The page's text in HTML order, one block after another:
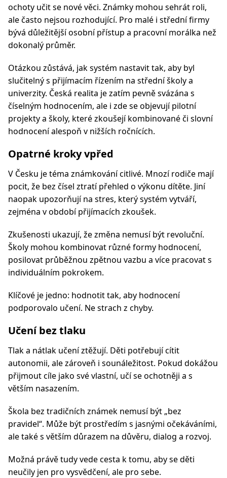
ochoty učit se nové věci. Známky mohou sehrát roli,
ale často nejsou rozhodující. Pro malé i střední firmy
bývá důležitější osobní přístup a pracovní morálka než
dokonalý průměr.
Otázkou zůstává, jak systém nastavit tak, aby byl
slučitelný s přijímacím řízením na střední školy a
univerzity. Česká realita je zatím pevně svázána s
číselným hodnocením, ale i zde se objevují pilotní
projekty a školy, které zkoušejí kombinované či slovní
hodnocení alespoň v nižších ročnících.
Opatrné kroky vpřed
V Česku je téma známkování citlivé. Mnozí rodiče mají
pocit, že bez čísel ztratí přehled o výkonu dítěte. Jiní
naopak upozorňují na stres, který systém vytváří,
zejména v období přijímacích zkoušek.
Zkušenosti ukazují, že změna nemusí být revoluční.
Školy mohou kombinovat různé formy hodnocení,
posilovat průběžnou zpětnou vazbu a více pracovat s
individuálním pokrokem.
Klíčové je jedno: hodnotit tak, aby hodnocení
podporovalo učení. Ne strach z chyby.
Učení bez tlaku
Tlak a nátlak učení ztěžují. Děti potřebují cítit
autonomii, ale zároveň i sounáležitost. Pokud dokážou
přijmout cíle jako své vlastní, učí se ochotněji a s
větším nasazením.
Škola bez tradičních známek nemusí být „bez
pravidel“. Může být prostředím s jasnými očekáváními,
ale také s větším důrazem na důvěru, dialog a rozvoj.
Možná právě tudy vede cesta k tomu, aby se děti
neučily jen pro vysvědčení, ale pro sebe.